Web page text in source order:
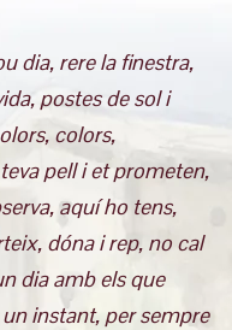
dia, rere la finestra,
postes de sol i
colors,
pell i et prometen,
aquí ho tens,
dóna i rep, no cal
dia amb els que
instant, per sempre